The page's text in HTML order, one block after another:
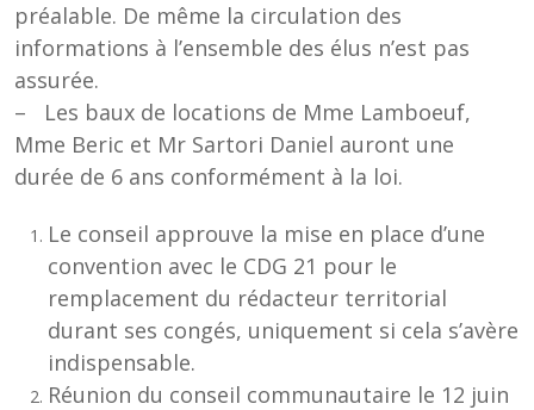
préalable. De même la circulation des
informations à l’ensemble des élus n’est pas
assurée.
– Les baux de locations de Mme Lamboeuf,
Mme Beric et Mr Sartori Daniel auront une
durée de 6 ans conformément à la loi.
Le conseil approuve la mise en place d’une
convention avec le CDG 21 pour le
remplacement du rédacteur territorial
durant ses congés, uniquement si cela s’avère
indispensable.
Réunion du conseil communautaire le 12 juin